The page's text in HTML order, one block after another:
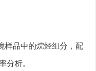
样品中的烷烃组分，配
分析。